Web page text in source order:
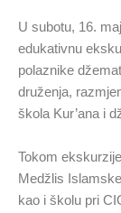
U subotu, 16.
edukativnu
polaznike
druženja,
škola Kur’ana i
Tokom
Medžlis
kao i školu pri